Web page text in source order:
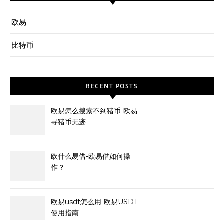
欧易
比特币
RECENT POSTS
欧易怎么搜索不到猪币-欧易
寻猪币无迹
欧什么易借-欧易借如何操
作？
欧易usdt怎么用-欧易USDT
使用指南